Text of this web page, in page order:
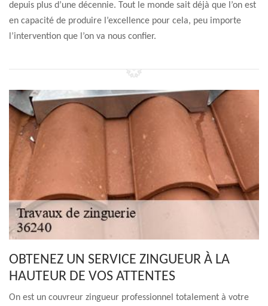
depuis plus d’une décennie. Tout le monde sait déjà que l’on est
en capacité de produire l’excellence pour cela, peu importe
l’intervention que l’on va nous confier.
OBTENEZ UN SERVICE ZINGUEUR À LA
HAUTEUR DE VOS ATTENTES
On est un couvreur zingueur professionnel totalement à votre